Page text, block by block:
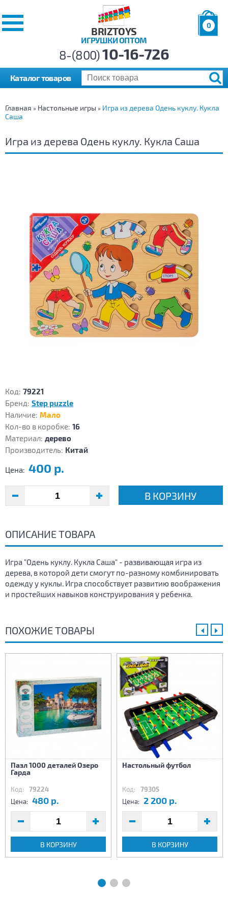
BRIZTOYS
ИГРУШКИ ОПТОМ
0
р.
8-(800)10-16-726
Каталог товаров
Главная » Настольные игры » Игра из дерева Одень куклу. Кукла
Саша
Игра из дерева Одень куклу. Кукла Саша
Код: 79221
Бренд: Step puzzle
Наличие: Мало
Кол-во в коробке: 16
Материал: дерево
Производитель: Китай
Цена: 400 р.
В КОРЗИНУ
ОПИСАНИЕ ТОВАРА
Игра "Одень куклу. Кукла Саша" - развивающая игра из
дерева, в которой дети смогут по-разному комбинировать
одежду у куклы. Игра способствует развитию воображения
и простейших навыков конструирования у ребенка.
ПОХОЖИЕ ТОВАРЫ
Пазл 1000 деталей Озеро
Гарда
Код: 79224
Цена: 480 р.
В КОРЗИНУ
Настольный футбол
Код: 79305
Цена: 2 200 р.
В КОРЗИНУ